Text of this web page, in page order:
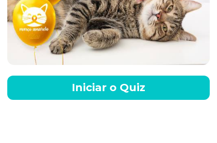
Iniciar o Quiz